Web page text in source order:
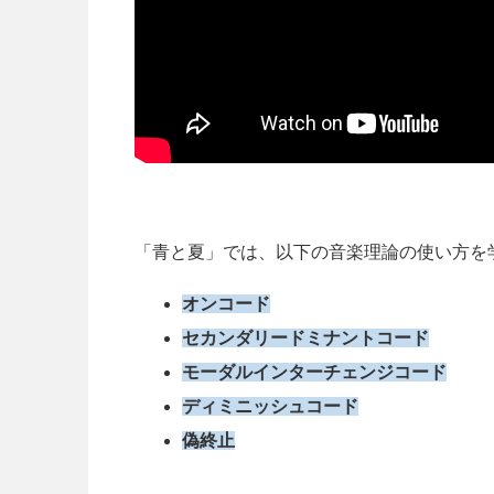
「青と夏」では、以下の音楽理論の使い方を
オンコード
セカンダリードミナントコード
モーダルインターチェンジコード
ディミニッシュコード
偽終止